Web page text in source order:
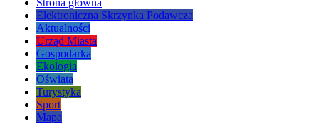
Strona główna
Elektroniczna Skrzynka Podawcza
Aktualności
Urząd Miasta
Gospodarka
Ekologia
Oświata
Turystyka
Sport
Mapa